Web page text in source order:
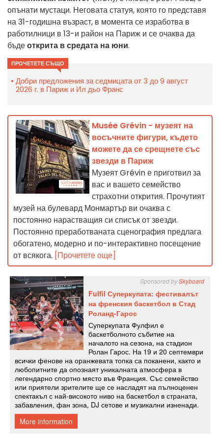
опънати мустаци. Неговата статуя, която го представя
на 31-годишна възраст, в момента се изработва в
работилници в 13-и район на Париж и се очаква да
бъдеоткрита в средата на юни.
ПРОЧЕТЕТЕ СЪЩО
Добри предложения за седмицата от 3 до 9 август
2026 г. в Париж и Ил дьо Франс
Musée Grévin - музеят на
восъчните фигури, където
можете да се срещнете със
звезди в Париж
Музеят Grévin е приготвил за
вас и вашето семейство
страхотни открития. Прочутият
музей на булевард Монмартър ви очаква с
постоянно нарастващия си списък от звезди.
Постоянно преработваната сценография предлага
обогатено, модерно и по-интерактивно посещение
от всякога. [Прочетете още]